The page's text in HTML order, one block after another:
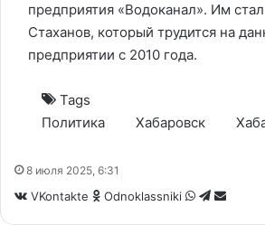
предприятия «Водоканал». Им
Стаханов, который трудится на
предприятии с 2010 года.
Tags
Политика
Хабаровск
8 июля 2025, 6:31
VKontakte Odnoklassniki WhatsApp
Telegram
Share